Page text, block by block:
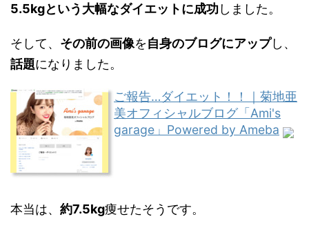
5.5kgという大幅なダイエットに成功しました。
そして、 その前の画像を自身のブログにアップし、
話題になりました。
ご報告…ダイエット！！｜菊地亜
美オフィシャルブログ「Ami's
garage」Powered by Ameba
本当は、 約7.5kg痩せたそうです。